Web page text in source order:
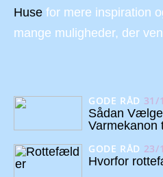
Huse for mere inspiration
mange muligheder, der
GODE RÅD 31/
Sådan
Varmekanon
GODE RÅD 23/
Hvorfor